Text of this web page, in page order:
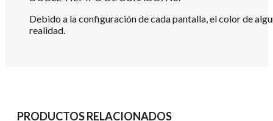
Debido a la configuración de cada pantalla, el color de
realidad.
PRODUCTOS RELACIONADOS